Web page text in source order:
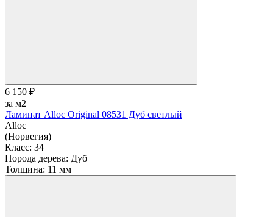
6 150 ₽
за м2
Ламинат Alloc Original 08531 Дуб светлый
Alloc
(Норвегия)
Класс: 34
Порода дерева: Дуб
Толщина: 11 мм